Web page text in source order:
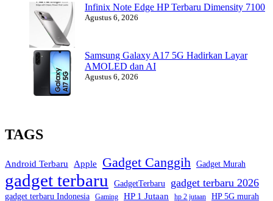
Infinix Note Edge HP Terbaru Dimensity 7100
Agustus 6, 2026
Samsung Galaxy A17 5G Hadirkan Layar
AMOLED dan AI
Agustus 6, 2026
TAGS
Android Terbaru Apple Gadget Canggih Gadget Murah
gadget terbaru GadgetTerbaru gadget terbaru 2026
gadget terbaru Indonesia Gaming HP 1 Jutaan hp 2 jutaan HP 5G murah